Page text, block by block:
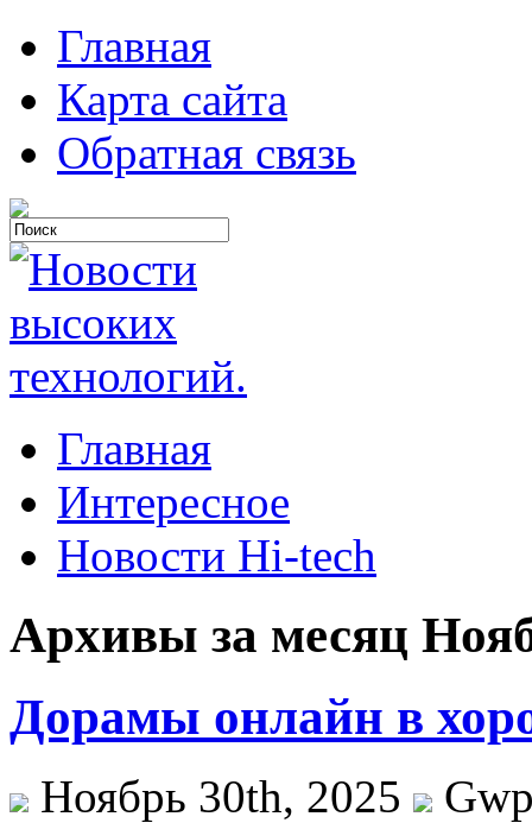
Главная
Карта сайта
Обратная связь
Главная
Интересное
Новости Hi-tech
Архивы за месяц
Дорамы онлайн в
Ноябрь 30th, 2025